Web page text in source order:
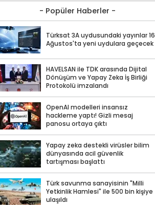
- Popüler Haberler -
Türksat 3A uydusundaki yayınlar 16
Ağustos'ta yeni uydulara geçecek
HAVELSAN ile TDK arasında Dijital
Dönüşüm ve Yapay Zeka İş Birliği
Protokolü imzalandı
OpenAI modelleri insansız
hackleme yaptı! Gizli mesaj
panosu ortaya çıktı
Yapay zeka destekli virüsler bilim
dünyasında acil güvenlik
tartışması başlattı
Türk savunma sanayisinin "Milli
Yetkinlik Hamlesi" ile 500 bin kişiye
ulaşıldı